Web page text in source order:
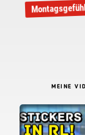
MEINE